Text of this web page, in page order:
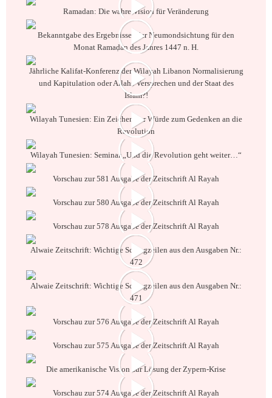
Ramadan: Die wahre Vision für Veränderung
Bekanntgabe des Ergebnisses der Neumondsichtung für den
Monat Ramaḍān des Jahres 1447 n. H.
Jährliche Kalifat-Konferenz der Wilayah Libanon Normalisierung
und Kapitulation oder Allahs Versprechen und der Staat des
Islam?!
Wilayah Tunesien: Ein Zeichen der Würde zum Gedenken an die
Revolution
Wilayah Tunesien: Seminar „Und die Revolution geht weiter…“
Vorschau zur 581 Ausgabe der Zeitschrift Al Rayah
Vorschau zur 580 Ausgabe der Zeitschrift Al Rayah
Vorschau zur 578 Ausgabe der Zeitschrift Al Rayah
Alwaie Zeitschrift: Wichtige Schlagzeilen aus den Ausgaben Nr.:
472
Alwaie Zeitschrift: Wichtige Schlagzeilen aus den Ausgaben Nr.:
471
Vorschau zur 576 Ausgabe der Zeitschrift Al Rayah
Vorschau zur 575 Ausgabe der Zeitschrift Al Rayah
Die amerikanische Vision zur Lösung der Zypern-Krise
Vorschau zur 574 Ausgabe der Zeitschrift Al Rayah